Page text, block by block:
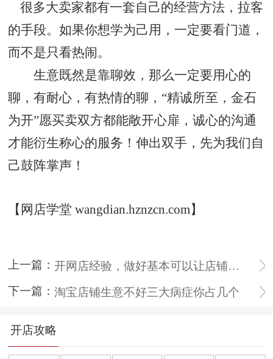
很多大卖家都有一套自己的经营方法，拉客
的手段。如果你想学为己用，一定要看门道，
而不是只看热闹。
生意既然是靠聊效，那么一定要用心的
聊，有耐心，有热情的聊，“精诚所至，金石
为开”愿买卖双方都能敞开心扉，诚心的沟通
才能衍生称心的服务！伸出双手，先为我们自
己鼓阵掌声！
【网店学堂 wangdian.hznzcn.com】
上一篇：
开网店经验，做好基本可以让店铺越来越火
下一篇：淘宝店铺生意不好三大病症你占几个
开店攻略